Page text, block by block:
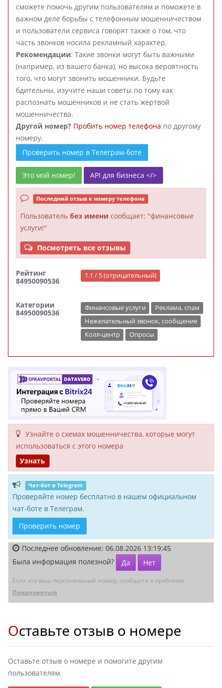
сможете помочь другим пользователям и поможете в
важном деле борьбы с телефонным мошенничеством
и пользователи сервиса говорят также о том, что
часть звонков носила рекламный характер.
Рекомендации: Такие звонки могут быть важными
(например, из вашего банка), но высока вероятность
того, что могут звонить мошенники. Будьте
бдительны, изучите наши советы по тому как
распознать мошенников и не стать жертвой
мошенничества.
Другой номер? Пробить номер телефона по другому
номеру.
Проверить номер в Телеграм-боте
Это мой номер! API для бизнеса </>
Последний отзыв к номеру телефона
Пользователь без имени сообщает: "финансовые
услуги!"
Посмотреть все отзывы
Рейтинг
84950090536
1.1 / 5 (отрицательный)
Категории
84950090536
Финансовые услуги
Реклама, спам
Нежелательный звонок, сообщение
Колл-центр
Опросы
Узнайте о схемах мошенни­чества, кото­рые могут
исполь­зоваться с этого номера
Узнать
Чат-бот в Telegram
Проверяйте номер бесплатно в нашем официальном
чат-боте в Телеграм.
Проверить номер
Последнее обновление: 06.08.2026 13:19:45
Была информация полезной?
Да Нет
Если это ваш персональный номер, сообщите о проблеме
Пожаловаться
Оставьте отзыв о номере
Оставьте отзыв о номере и помогите другим
пользователям